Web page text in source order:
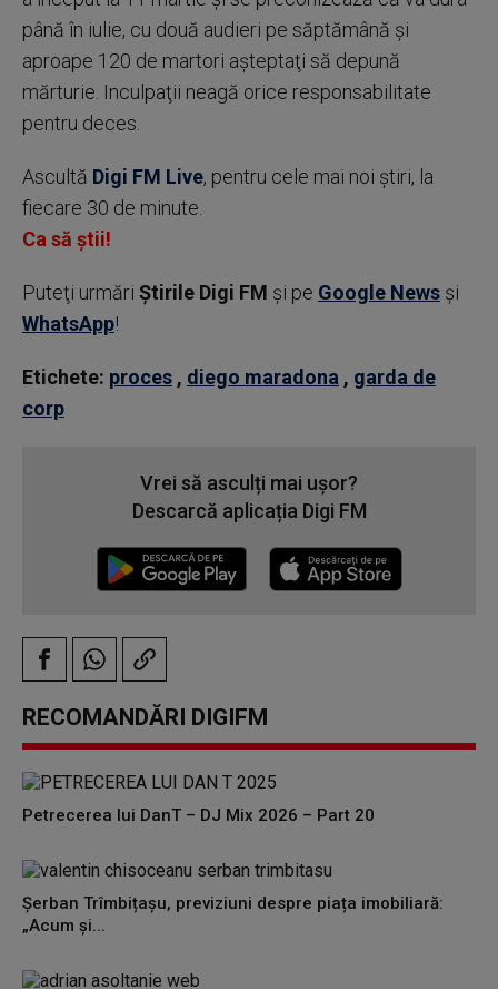
până în iulie, cu două audieri pe săptămână şi
aproape 120 de martori aşteptaţi să depună
mărturie. Inculpaţii neagă orice responsabilitate
pentru deces.
Ascultă Digi FM Live, pentru cele mai noi știri, la
fiecare 30 de minute.
Ca să știi!
Puteţi urmări Știrile Digi FM şi pe Google News şi
WhatsApp!
Etichete: proces , diego maradona , garda de
corp
Vrei să asculți mai ușor?
Descarcă aplicația Digi FM
RECOMANDĂRI DIGIFM
Petrecerea lui DanT – DJ Mix 2026 – Part 20
Șerban Trîmbițașu, previziuni despre piața imobiliară:
„Acum și...